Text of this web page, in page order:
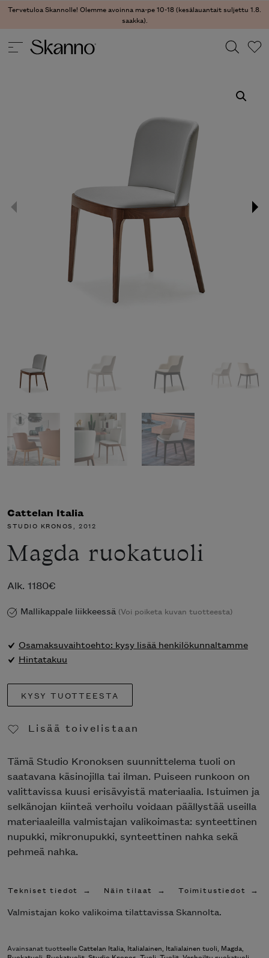
Tervetuloa Skannolle! Olemme avoinna ma-pe 10-18 (kesälauantait suljettu 1.8.
saakka).
Cattelan Italia
STUDIO KRONOS, 2012
Magda ruokatuoli
Alk. 1180€
Mallikappale liikkeessä (Voi poiketa kuvan tuotteesta)
Osamaksuvaihtoehto: kysy lisää henkilökunnaltamme
Hintatakuu
KYSY TUOTTEESTA
Lisää toivelistaan
Tämä Studio Kronoksen suunnittelema tuoli on
saatavana käsinojilla tai ilman. Puiseen runkoon on
valittavissa kuusi erisävyistä materiaalia. Istuimen ja
selkänojan kiinteä verhoilu voidaan päällystää useilla
materiaaleilla valmistajan valikoimasta: synteettinen
nupukki, mikronupukki, synteettinen nahka sekä
pehmeä nahka.
Tekniset tiedot Näin tilaat Toimitustiedot
Valmistajan koko valikoima tilattavissa Skannolta.
Avainsanat tuotteelleCattelan Italia, Italialainen, Italialainen tuoli, Magda,